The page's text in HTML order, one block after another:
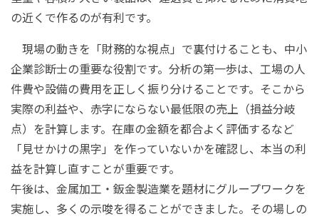
の近くで作るのが有利です。
現場の動きを「財務的な視点」で裏付けることも、中小
企業診断士の重要な役割です。分析の第一歩は、工場の人
件費や設備の費用を正しく振り分けることです。そこから
実際の利益や、赤字にならない最低限の売上（損益分岐
点）を計算します。在庫の金額を都合よく評価するなど
「見せかけの黒字」を作っていないかを確認し、本当の利
益を計算し直すことが重要です。
午後は、金属加工・鈑金製造業を題材にグループワークを
実施し、多くの示唆を得ることができました。その場しの